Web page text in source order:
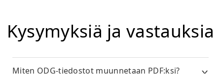
Kysymyksiä ja vastauksia
Miten ODG-tiedostot muunnetaan PDF:ksi?